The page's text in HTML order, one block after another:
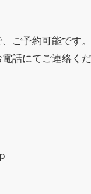
ご予約可能です。
話にてご連絡くだ